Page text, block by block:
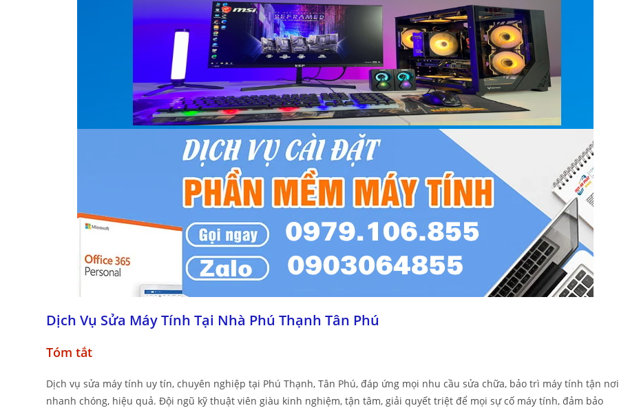
Dịch Vụ Sửa Máy Tính Tại Nhà Phú Thạnh Tân Phú
Tóm tắt
Dịch vụ sửa máy tính uy tín, chuyên nghiệp tại Phú Thạnh, Tân Phú, đáp ứng mọi nhu cầu sửa chữa, bảo trì máy tính tận nơi
nhanh chóng, hiệu quả. Đội ngũ kỹ thuật viên giàu kinh nghiệm, tận tâm, giải quyết triệt để mọi sự cố máy tính, đảm bảo